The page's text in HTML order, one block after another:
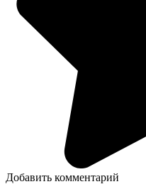
Добавить комментарий